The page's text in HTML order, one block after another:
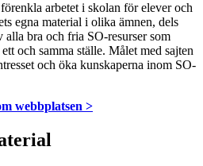
arbetet i skolan för elever och
egna material i olika ämnen, dels
alla bra och fria SO-resurser som
och samma ställe. Målet med sajten
och öka kunskaperna inom SO-
webbplatsen >